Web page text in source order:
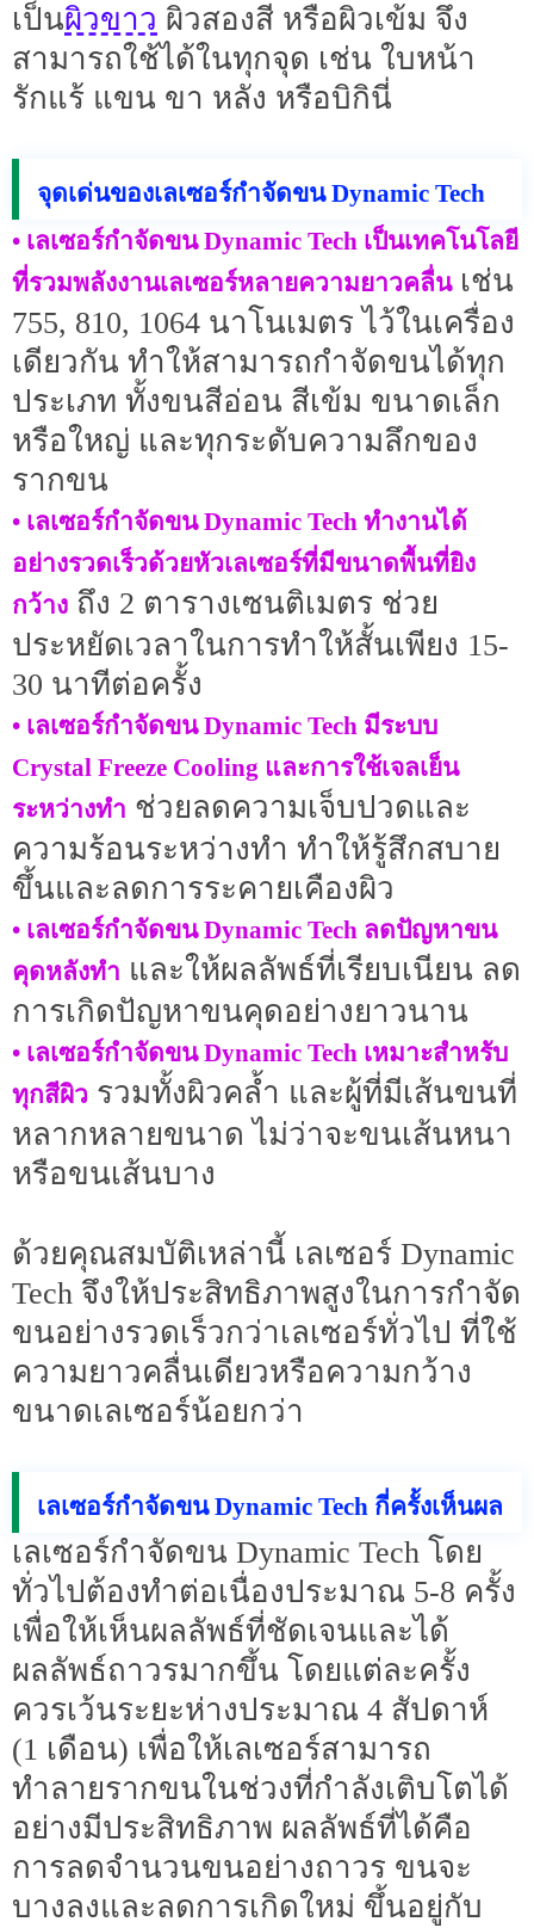
เป็นผิวขาว ผิวสองสี หรือผิวเข้ม จึง
สามารถใช้ได้ในทุกจุด เช่น ใบหน้า
รักแร้ แขน ขา หลัง หรือบิกินี่
จุดเด่นของเลเซอร์กำจัดขน Dynamic Tech
• เลเซอร์กำจัดขน Dynamic Tech เป็นเทคโนโลยี
ที่รวมพลังงานเลเซอร์หลายความยาวคลื่นเช่น
755, 810, 1064 นาโนเมตร ไว้ในเครื่อง
เดียวกัน ทำให้สามารถกำจัดขนได้ทุก
ประเภท ทั้งขนสีอ่อน สีเข้ม ขนาดเล็ก
หรือใหญ่ และทุกระดับความลึกของ
รากขน
• เลเซอร์กำจัดขน Dynamic Tech ทำงานได้
อย่างรวดเร็วด้วยหัวเลเซอร์ที่มีขนาดพื้นที่ยิง
กว้าง ถึง 2 ตารางเซนติเมตร ช่วย
ประหยัดเวลาในการทำให้สั้นเพียง 15-
30 นาทีต่อครั้ง
• เลเซอร์กำจัดขน Dynamic Tech มีระบบ
Crystal Freeze Cooling และการใช้เจลเย็น
ระหว่างทำ ช่วยลดความเจ็บปวดและ
ความร้อนระหว่างทำ ทำให้รู้สึกสบาย
ขึ้นและลดการระคายเคืองผิว
• เลเซอร์กำจัดขน Dynamic Tech ลดปัญหาขน
คุดหลังทำ และให้ผลลัพธ์ที่เรียบเนียน ลด
การเกิดปัญหาขนคุดอย่างยาวนาน
• เลเซอร์กำจัดขน Dynamic Tech เหมาะสำหรับ
ทุกสีผิว รวมทั้งผิวคล้ำ และผู้ที่มีเส้นขนที่
หลากหลายขนาด ไม่ว่าจะขนเส้นหนา
หรือขนเส้นบาง
ด้วยคุณสมบัติเหล่านี้ เลเซอร์ Dynamic
Tech จึงให้ประสิทธิภาพสูงในการกำจัด
ขนอย่างรวดเร็วกว่าเลเซอร์ทั่วไป ที่ใช้
ความยาวคลื่นเดียวหรือความกว้าง
ขนาดเลเซอร์น้อยกว่า
เลเซอร์กำจัดขน Dynamic Tech กี่ครั้งเห็นผล
เลเซอร์กำจัดขน Dynamic Tech โดย
ทั่วไปต้องทำต่อเนื่องประมาณ 5-8 ครั้ง
เพื่อให้เห็นผลลัพธ์ที่ชัดเจนและได้
ผลลัพธ์ถาวรมากขึ้น โดยแต่ละครั้ง
ควรเว้นระยะห่างประมาณ 4 สัปดาห์
(1 เดือน) เพื่อให้เลเซอร์สามารถ
ทำลายรากขนในช่วงที่กำลังเติบโตได้
อย่างมีประสิทธิภาพ ผลลัพธ์ที่ได้คือ
การลดจำนวนขนอย่างถาวร ขนจะ
บางลงและลดการเกิดใหม่ ขึ้นอยู่กับ